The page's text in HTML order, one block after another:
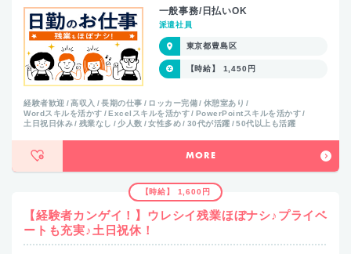
一般事務/日払いOK
派遣社員
東京都豊島区
【時給】 1,450円
経験者歓迎 高収入 長期の仕事 ロッカー完備
休憩室あり
Wordスキルを活かす
Excelスキルを活かす
PowerPointスキルを活かす
土日祝日休み
残業なし 少人数 女性多め 30代が活躍 50代以上も活躍
MORE
【時給】 1,600円
【経験者カンゲイ！】ウレシイ残業ほぼナシ♪プライベ
ートも充実♪土日祝休！